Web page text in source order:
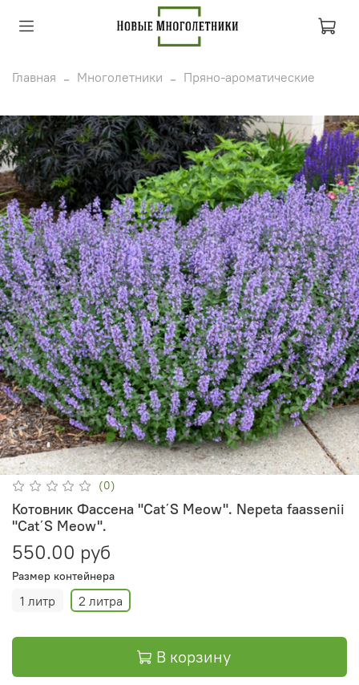
Главная Многолетники Пряно-ароматические
(0)
Котовник Фассена "Cat΄S Meow". Nepeta faassenii
"Cat΄S Meow".
550.00 руб
Размер контейнера
1 литр 2 литра
В корзину